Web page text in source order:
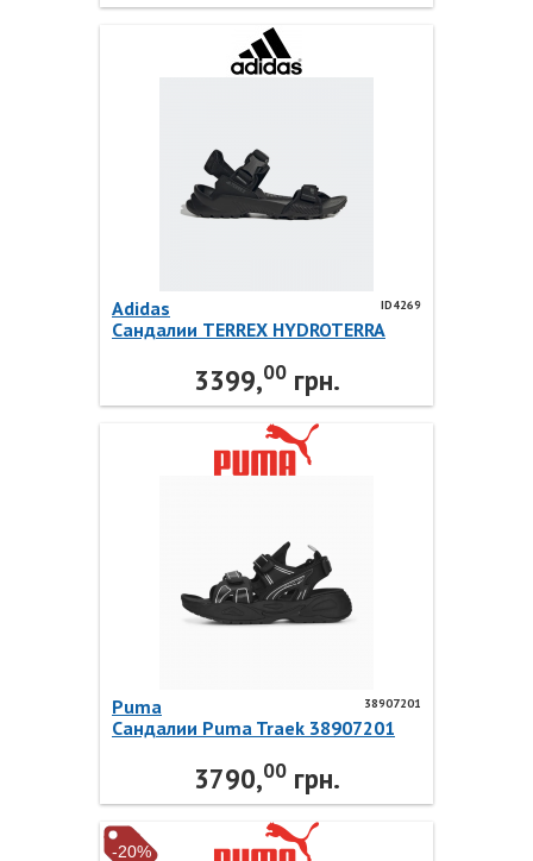
ID4269
Adidas
Сандалии TERREX HYDROTERRA
3399,00грн.
38907201
Puma
Сандалии Puma Traek 38907201
3790,00грн.
-20%